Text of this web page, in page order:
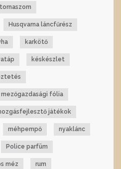
Husqvarna láncfűrész
karkötő
késkészlet
mezőgazdasági fólia
játékok
méhpempő nyaklánc
Police parfüm
méz rum